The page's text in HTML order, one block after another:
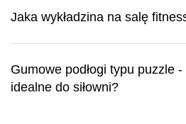
Jaka wykładzina na salę
Gumowe podłogi typu puzzle
idealne do siłowni?